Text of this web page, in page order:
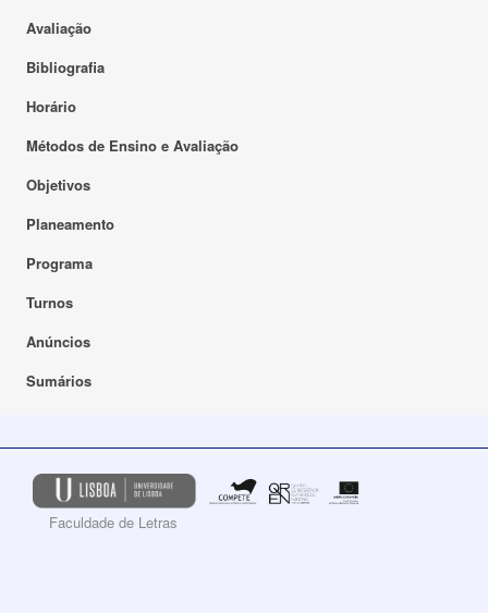
Avaliação
Bibliografia
Horário
Métodos de Ensino e Avaliação
Objetivos
Planeamento
Programa
Turnos
Anúncios
Sumários
Faculdade de Letras